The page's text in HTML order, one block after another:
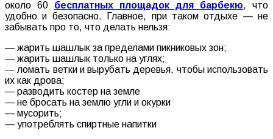
около 60 бесплатных площадок для барбекю, что
удобно и безопасно. Главное, при таком отдыхе — не
забывать про то, что делать нельзя:
— жарить шашлык за пределами пикниковых зон;
— жарить шашлык только на углях;
— ломать ветки и вырубать деревья, чтобы использовать
их как дрова;
— разводить костер на земле
— не бросать на землю угли и окурки
— мусорить;
— употреблять спиртные напитки